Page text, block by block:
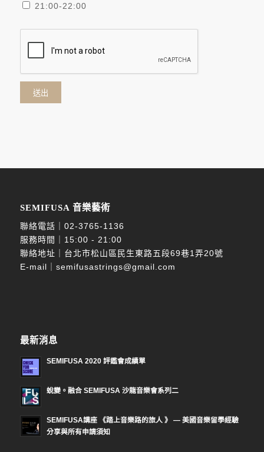
21:00-22:00
SEMIFUSA 音樂藝術
聯絡電話｜ 02-3765-1136
服務時間｜15:00 - 21:00
聯絡地址｜台北市松山區民生東路五段69巷1弄20號
E-mail｜ semifusastrings@gmail.com
最新消息
SEMIFUSA 2020 評鑑會成績單
蛻變。融合 SEMIFUSA 沙龍音樂會系列二
SEMIFUSA講座 《踏上音樂路的旅人 》 — 美國音樂留學經驗
分享與所有申請須知